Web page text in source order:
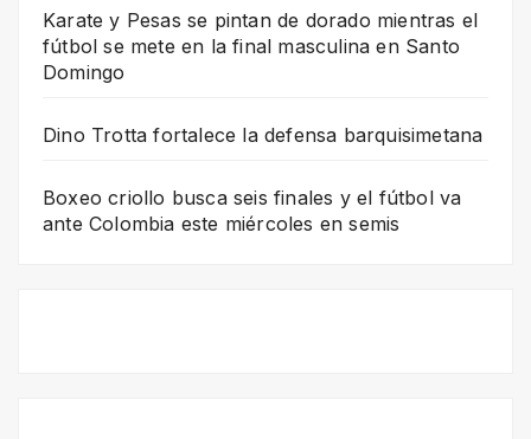
Karate y Pesas se pintan de dorado mientras el
fútbol se mete en la final masculina en Santo
Domingo
Dino Trotta fortalece la defensa barquisimetana
Boxeo criollo busca seis finales y el fútbol va
ante Colombia este miércoles en semis